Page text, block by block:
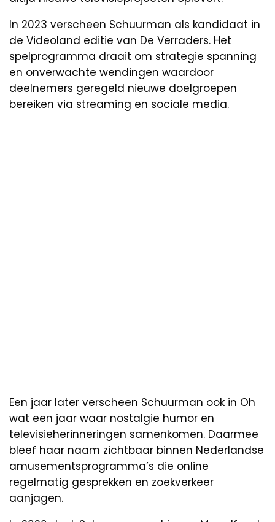
In 2023 verscheen Schuurman als kandidaat in
de Videoland editie van De Verraders. Het
spelprogramma draait om strategie spanning
en onverwachte wendingen waardoor
deelnemers geregeld nieuwe doelgroepen
bereiken via streaming en sociale media.
Een jaar later verscheen Schuurman ook in Oh
wat een jaar waar nostalgie humor en
televisieherinneringen samenkomen. Daarmee
bleef haar naam zichtbaar binnen Nederlandse
amusementsprogramma’s die online
regelmatig gesprekken en zoekverkeer
aanjagen.